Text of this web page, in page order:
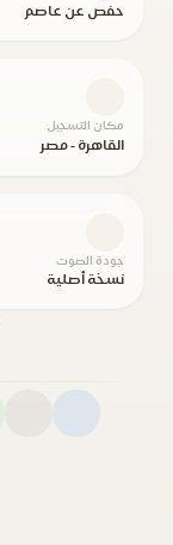
حفص عن عاصم
مكان التسجيل
القاهرة - مصر
جودة الصوت
نسخة أصلية